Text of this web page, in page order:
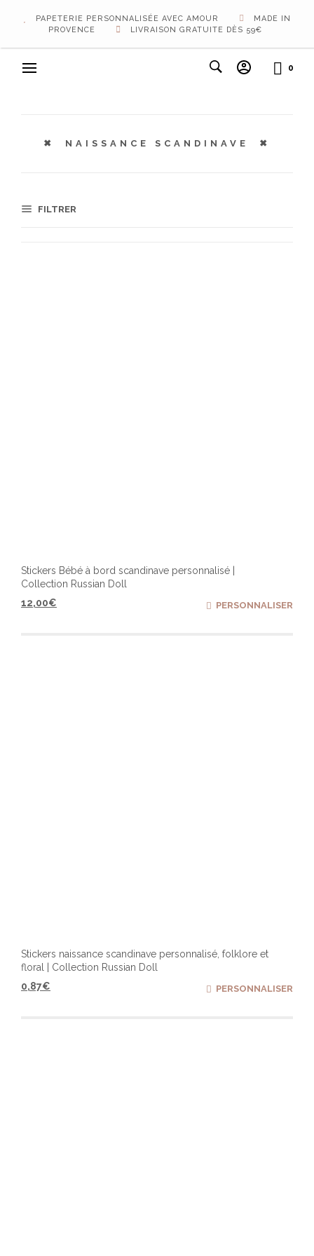
PAPETERIE PERSONNALISÉE AVEC AMOUR
MADE IN
PROVENCE
LIVRAISON GRATUITE DÈS 59€
0
NAISSANCE SCANDINAVE
FILTRER
Stickers Bébé à bord scandinave personnalisé |
Collection Russian Doll
12,00€ PERSONNALISER
Stickers naissance scandinave personnalisé, folklore et
floral | Collection Russian Doll
0,87€ PERSONNALISER